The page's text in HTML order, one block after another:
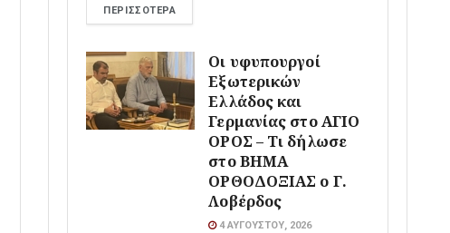
ΠΕΡΙΣΣΌΤΕΡΑ
Οι υφυπουργοί
Εξωτερικών
Ελλάδος και
Γερμανίας στο ΑΓΙΟ
ΟΡΟΣ – Τι δήλωσε
στο ΒΗΜΑ
ΟΡΘΟΔΟΞΙΑΣ ο Γ.
Λοβέρδος
4 ΑΥΓΟΎΣΤΟΥ, 2026